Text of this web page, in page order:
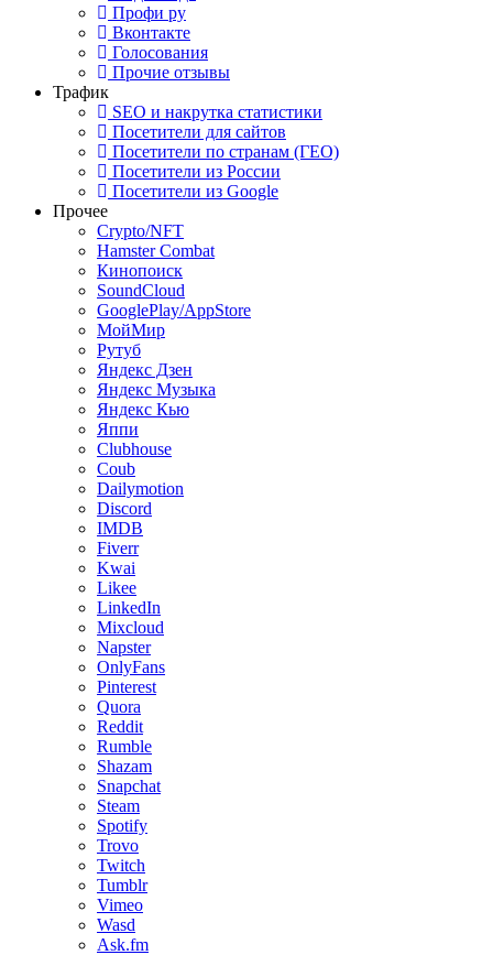
Профи ру
Вконтакте
Голосования
Прочие отзывы
Трафик
SEO и накрутка статистики
Посетители для сайтов
Посетители по странам (ГЕО)
Посетители из России
Посетители из Google
Прочее
Crypto/NFT
Hamster Combat
Кинопоиск
SoundCloud
GooglePlay/AppStore
МойМир
Рутуб
Яндекс Дзен
Яндекс Музыка
Яндекс Кью
Яппи
Clubhouse
Coub
Dailymotion
Discord
IMDB
Fiverr
Kwai
Likee
LinkedIn
Mixcloud
Napster
OnlyFans
Pinterest
Quora
Reddit
Rumble
Shazam
Snapchat
Steam
Spotify
Trovo
Twitch
Tumblr
Vimeo
Wasd
Ask.fm